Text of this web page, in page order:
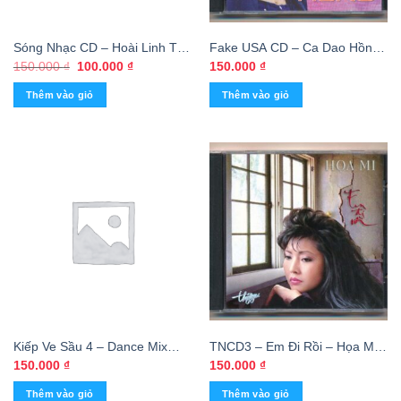
Sóng Nhạc CD – Hoài Linh Tác
Phẩm Để Đời
150.000₫
Giá
là:
150.000 ₫.
100.000 ₫Giá
Thêm vào giỏ
Fake USA CD – Ca Dao Hồng
– Hồng Nhung
150.000 ₫
Thêm vào giỏ
Kiếp Ve Sầu 4 – Dance Mix
2001 (FAKE USA)
150.000 ₫
Thêm vào giỏ
TNCD3 – Em Đi Rồi – Họa Mi
(BÌA GỐC KHÔNG CD)
150.000 ₫
Thêm vào giỏ